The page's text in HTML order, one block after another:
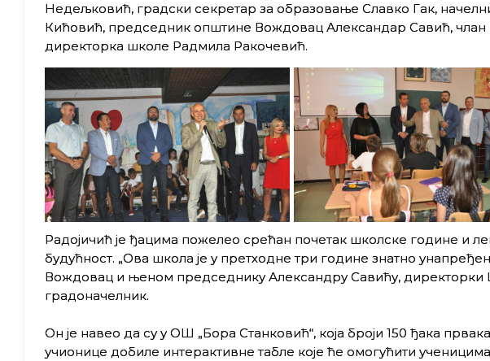
Недељковић, градски секретар за образовање Славко Гак,
Кићовић, председник општине Вождовац Александар Савић,
директорка школе Радмила Ракочевић.
Радојичић је ђацима пожелео срећан почетак школске године и
будућност. „Ова школа је у претходне три године знатно
Вождовац и њеном председнику Александру Савићу, директорки
градоначелник.
Он је навео да су у ОШ „Бора Станковић“, која броји 150 ђака
учионице добиле интерактивне табле које ће омогућити